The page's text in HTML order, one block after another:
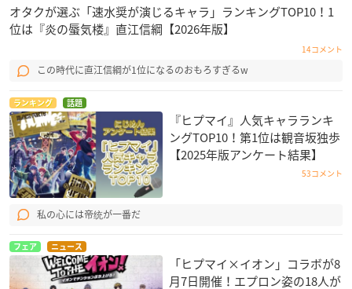
オタクが選ぶ「速水奨が演じるキャラ」ランキングTOP10！1
位は『炎の蜃気楼』直江信綱【2026年版】
14コメント
この時代に直江信綱が1位になるのおもろすぎるw
ランキング 話題
『ヒプマイ』人気キャラランキ
ングTOP10！第1位は観音坂独歩
【2025年版アンケート結果】
53コメント
私の心には帝统が一番だ
フェア ニュース
「ヒプマイ×イオン」コラボが8
月7日開催！エプロン姿の18人が